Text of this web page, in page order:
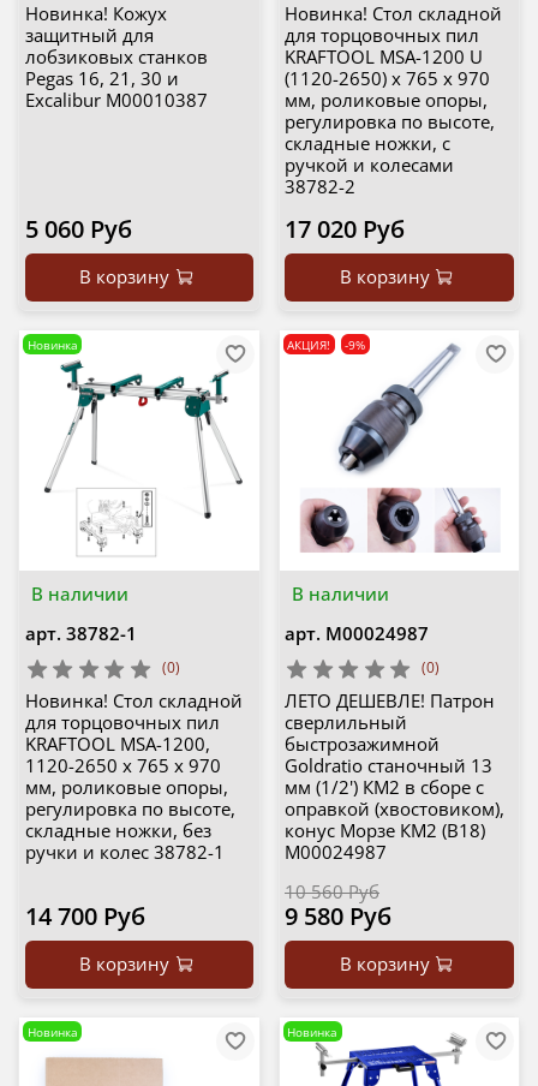
Новинка! Кожух
защитный для
лобзиковых станков
Pegas 16, 21, 30 и
Excalibur М00010387
5 060 Руб
В корзину
Новинка! Стол складной
для торцовочных пил
KRAFTOOL MSA-1200 U
(1120-2650) х 765 х 970
мм, роликовые опоры,
регулировка по высоте,
складные ножки, с
ручкой и колесами
38782-2
17 020 Руб
В корзину
В наличии
Новинка
арт. 38782-1
(0)
Новинка! Стол складной
для торцовочных пил
KRAFTOOL MSA-1200,
1120-2650 х 765 х 970
мм, роликовые опоры,
регулировка по высоте,
складные ножки, без
ручки и колес 38782-1
14 700 Руб
В корзину
В наличии
АКЦИЯ! -9%
арт. М00024987
(0)
ЛЕТО ДЕШЕВЛЕ! Патрон
сверлильный
быстрозажимной
Goldratio станочный 13
мм (1/2') КМ2 в сборе с
оправкой (хвостовиком),
конус Морзе КМ2 (B18)
М00024987
10 560 Руб
9 580 Руб
В корзину
Новинка Новинка